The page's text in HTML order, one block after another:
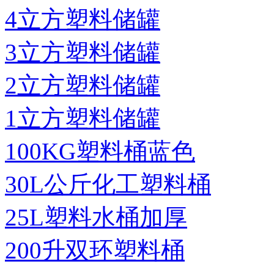
4立方塑料储罐
3立方塑料储罐
2立方塑料储罐
1立方塑料储罐
100KG塑料桶蓝色
30L公斤化工塑料桶
25L塑料水桶加厚
200升双环塑料桶